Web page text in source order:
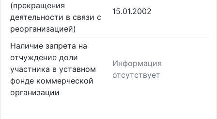
(прекращения
деятельности в связи с
реорганизацией)
15.01.2002
Наличие запрета на
отчуждение доли
участника в уставном
фонде коммерческой
организации
Информация
отсутствует